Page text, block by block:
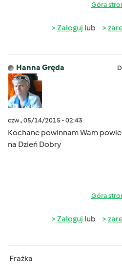
Góra
Zaloguj lub
Hanna Gręda
czw., 05/14/2015 - 02:43
Kochane powinnam Wam
na Dzień Dobry
Góra
Zaloguj lub
Frażka